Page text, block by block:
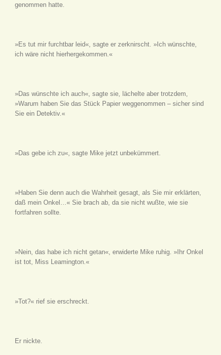
genommen hatte.
»Es tut mir furchtbar leid«, sagte er zerknirscht. »Ich wünschte,
ich wäre nicht hierhergekommen.«
»Das wünschte ich auch«, sagte sie, lächelte aber trotzdem,
»Warum haben Sie das Stück Papier weggenommen – sicher sind
Sie ein Detektiv.«
»Das gebe ich zu«, sagte Mike jetzt unbekümmert.
»Haben Sie denn auch die Wahrheit gesagt, als Sie mir erklärten,
daß mein Onkel…« Sie brach ab, da sie nicht wußte, wie sie
fortfahren sollte.
»Nein, das habe ich nicht getan«, erwiderte Mike ruhig. »Ihr Onkel
ist tot, Miss Leamington.«
»Tot?« rief sie erschreckt.
Er nickte.